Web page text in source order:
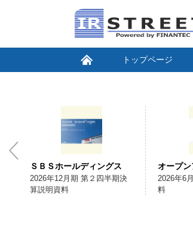
トップページ
ＳＢＳホールディングス
2026年12月期 第２四半期決
算説明資料
オープ
2026年6
料